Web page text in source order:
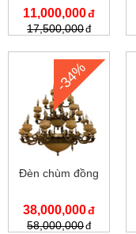
11,000,000
17,500,000
-34%
Đèn chùm đồng
38,000,000
58,000,000